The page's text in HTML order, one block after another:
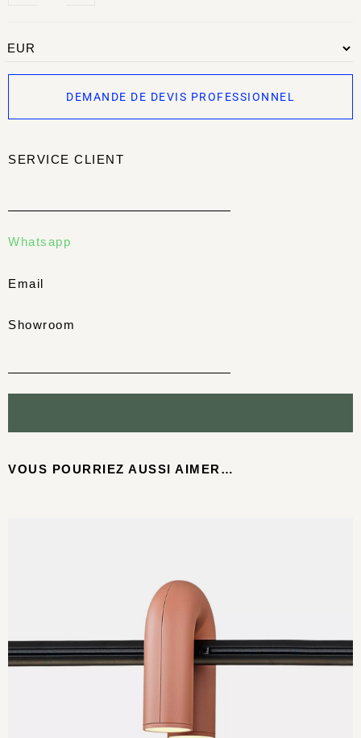
DEMANDE DE DEVIS PROFESSIONNEL
SERVICE CLIENT
Whatsapp
Email
Showroom
VOUS POURRIEZ AUSSI AIMER…